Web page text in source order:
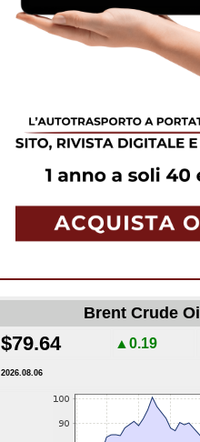
Brent Crude Oil
$79.64 ▲0.19
2026.08.06